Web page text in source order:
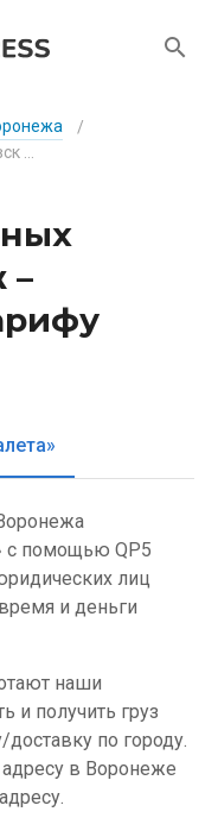
/
–
с помощью QP5
лиц
и деньги
наши
и получить груз
доставку по городу.
в Воронеже